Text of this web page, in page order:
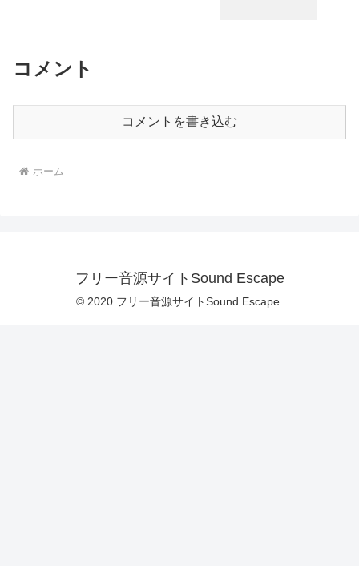
コメント
コメントを書き込む
ホーム
フリー音源サイトSound Escape
© 2020 フリー音源サイトSound Escape.